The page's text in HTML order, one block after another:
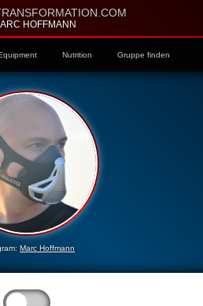
HOFFMANN
Nutrition Gruppe finden
Marc Hoffmann